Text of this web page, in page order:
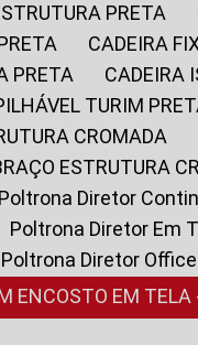
PRETA
CADEIRA
PRETA
TURIM
CROMADA
ESTRUTURA
Poltrona Diretor
Poltrona Diretor Em
Poltrona Diretor
ENCOSTO EM TELA